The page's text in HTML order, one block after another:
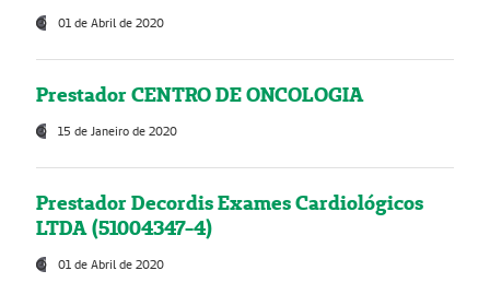
01 de Abril de 2020
Prestador CENTRO DE ONCOLOGIA
15 de Janeiro de 2020
Prestador Decordis Exames Cardiológicos
LTDA (51004347-4)
01 de Abril de 2020